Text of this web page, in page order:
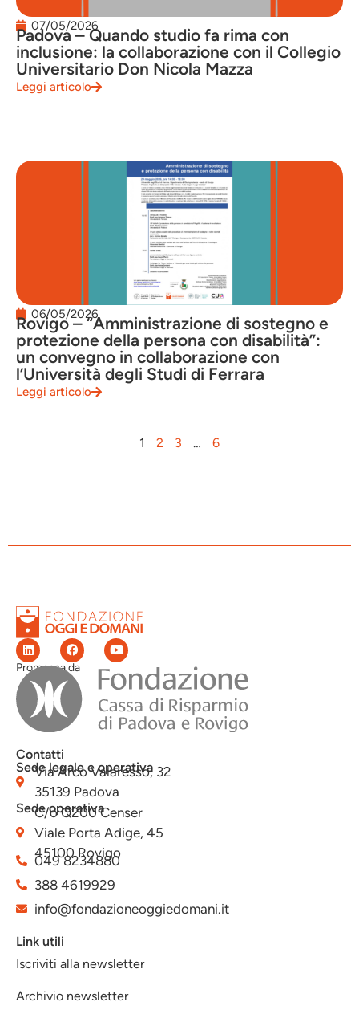
07/05/2026
Padova – Quando studio fa rima con
inclusione: la collaborazione con il Collegio
Universitario Don Nicola Mazza
Leggi articolo
06/05/2026
Rovigo – “Amministrazione di sostegno e
protezione della persona con disabilità”:
un convegno in collaborazione con
l’Università degli Studi di Ferrara
Leggi articolo
1 2 3 … 6
Promossa da
Contatti
Sede legale e operativa
Via Arco Valaresso, 32
35139 Padova
Sede operativa
C/o Q200 Censer
Viale Porta Adige, 45
45100 Rovigo
049 8234880
388 4619929
info@fondazioneoggiedomani.it
Link utili
Iscriviti alla newsletter
Archivio newsletter